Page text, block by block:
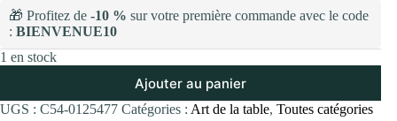
🎁 Profitez de -10 % sur votre première commande avec le code
: BIENVENUE10
1 en stock
Ajouter au panier
UGS : C54-0125477 Catégories : Art de la table, Toutes catégories